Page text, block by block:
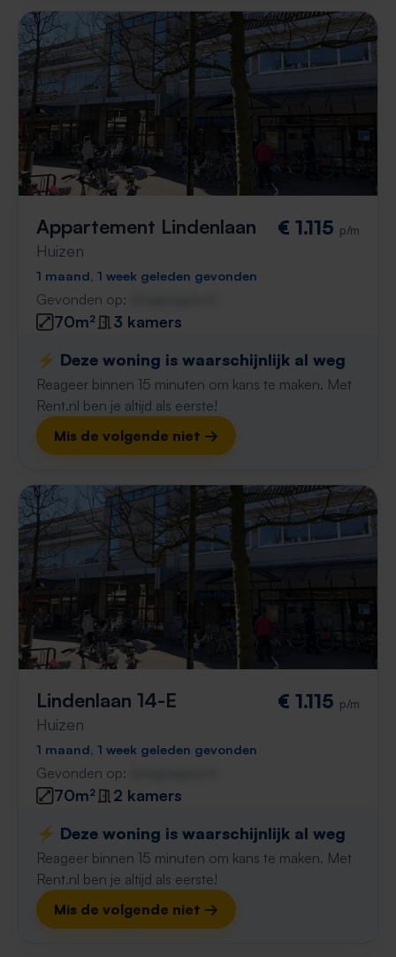
Appartement Lindenlaan
Huizen
€ 1.115 p/m
1 maand, 1 week geleden gevonden
Gevonden op:
70m²
3 kamers
⚡️ Deze woning is waarschijnlijk al weg
Reageer binnen 15 minuten om kans te maken. Met
Rent.nl ben je altijd als eerste!
Mis de volgende niet →
Lindenlaan 14-E
Huizen
€ 1.115 p/m
1 maand, 1 week geleden gevonden
Gevonden op:
70m²
2 kamers
⚡️ Deze woning is waarschijnlijk al weg
Reageer binnen 15 minuten om kans te maken. Met
Rent.nl ben je altijd als eerste!
Mis de volgende niet →